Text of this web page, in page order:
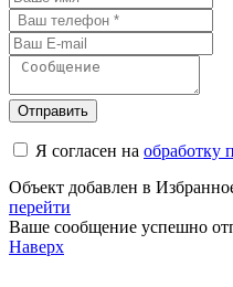
Отправить
Я согласен на обработку
Объект добавлен в
перейти
Ваше сообщение успешно
Наверх